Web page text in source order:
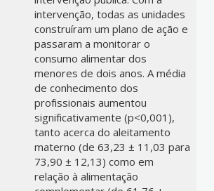
intervenção, todas as unidades
construíram um plano de ação e
passaram a monitorar o
consumo alimentar dos
menores de dois anos. A média
de conhecimento dos
profissionais aumentou
significativamente (p<0,001),
tanto acerca do aleitamento
materno (de 63,23 ± 11,03 para
73,90 ± 12,13) como em
relação à alimentação